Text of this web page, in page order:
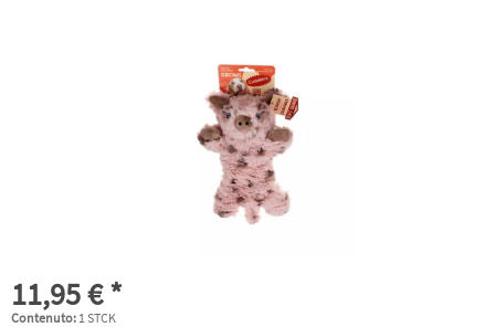
11,95 € *
Contenuto: 1 STCK